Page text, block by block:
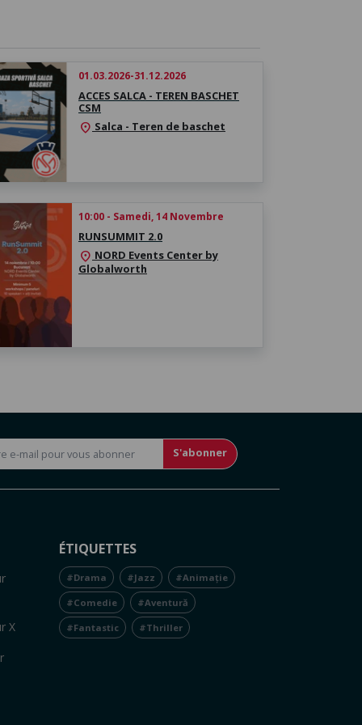
01.03.2026-31.12.2026
ACCES SALCA - TEREN BASCHET
CSM
location_on Salca - Teren de baschet
10:00 - Samedi, 14 Novembre
RUNSUMMIT 2.0
location_on NORD Events Center by
Globalworth
S'abonner
X
ÉTIQUETTES
#Drama #Jazz #Animație
#Comedie #Aventură
#Fantastic #Thriller